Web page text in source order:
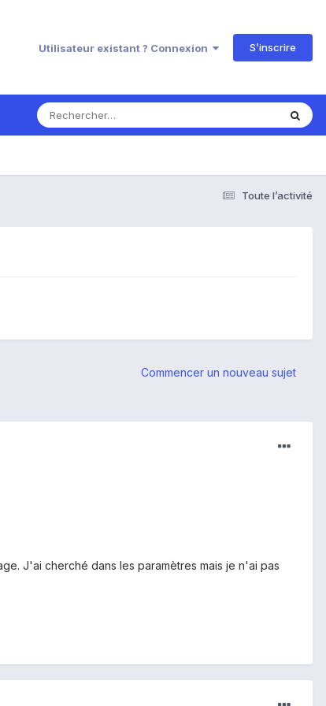
Utilisateur existant ? Connexion S’inscrire
Toute l’activité
Commencer un nouveau sujet
J'ai cherché dans les paramètres mais je n'ai pas